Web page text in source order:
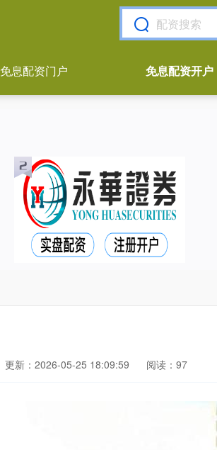
免息配资门户 免息配资开户
更新：2026-05-25 18:09:59 阅读：97